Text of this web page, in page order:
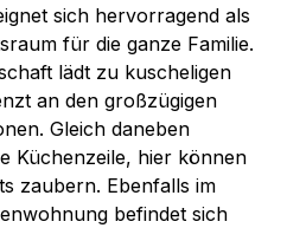
sich hervorragend als
für die ganze Familie.
lädt zu kuscheligen
an den großzügigen
Gleich daneben
Küchenzeile, hier können
zaubern. Ebenfalls im
befindet sich